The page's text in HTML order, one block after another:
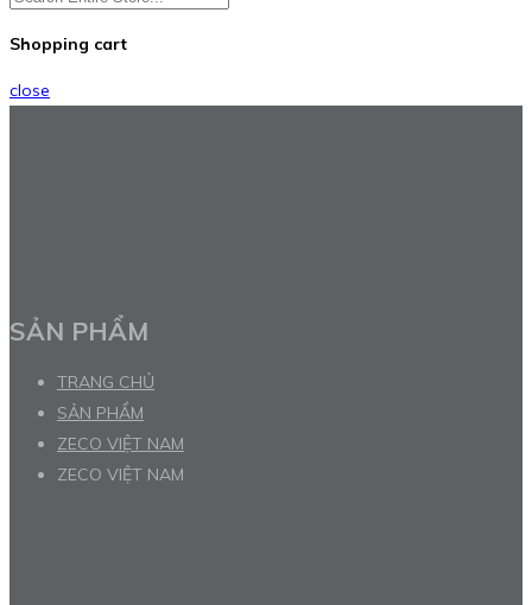
Shopping cart
close
SẢN PHẨM
TRANG CHỦ
SẢN PHẨM
ZECO VIỆT NAM
ZECO VIỆT NAM